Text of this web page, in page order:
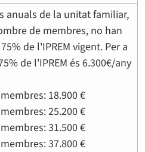
anuals de la unitat familiar,
de membres, no han
de l'IPREM vigent. Per a
de l'IPREM és 6.300€/any
18.900 €
25.200 €
31.500 €
37.800 €